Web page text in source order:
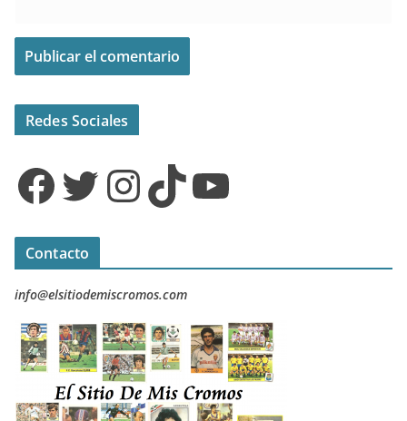
Redes Sociales
Facebook Twitter InstagramTikTok YouTube
Contacto
info@elsitiodemiscromos.com